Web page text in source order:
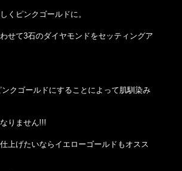
くピンクゴールドに。
せて3石のダイヤモンドをセッティングア
クゴールドにすることによって肌馴染み
りません!!!
上げたいならイエローゴールドもオスス